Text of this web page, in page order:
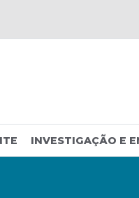
INVESTIGAÇÃO E